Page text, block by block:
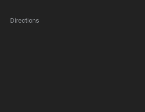
Directions